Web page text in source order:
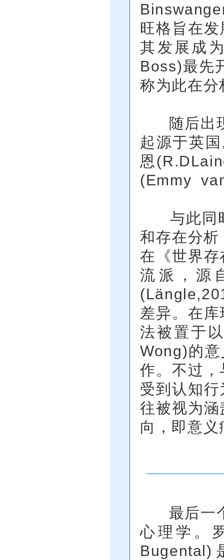
旺格旨在
其发展成
Boss)最先
称为此在
随后出现
起源于英
恩
(Emmy
与此同时
和存在分
在《世界
流派，源
差异。在
法被置于
Wong)的
作。不过
受到认知
往被视为
向，即意
最后一个
心理学。